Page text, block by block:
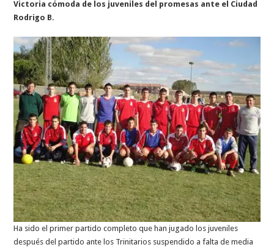
Victoria cómoda de los juveniles del promesas ante el Ciudad
Rodrigo B.
Ha sido el primer partido completo que han jugado los juveniles
después del partido ante los Trinitarios suspendido a falta de media